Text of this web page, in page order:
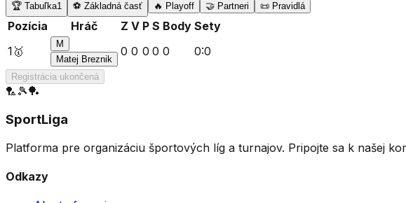
🏆 Tabuľka1 ⚽ Základná časť 🔥 Playoff 🤝 Partneri 📜 Pravidlá
Pozícia Hráč Z V P S Body Sety
1 🥇
M
Matej Breznik
0 0 0 0 0 0:0
Registrácia ukončená
🏸 🎾🏓
SportLiga
Platforma pre organizáciu športových líg a turnajov. Pripojte sa k našej
Odkazy